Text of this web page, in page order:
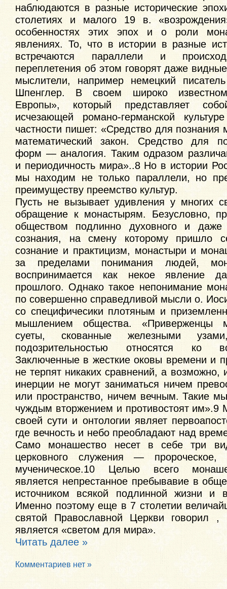
наблюдаются в разные исторические
столетиях и малого 19 в.
особенностях этих эпох и о роли
явлениях. То, что в истории в разные
встречаются параллели и
переплетения об этом говорят даже
мыслители, например немецкий
Шпенглер. В своем широко
Европы», который представляет
исчезающей романо-германской
частности пишет: «Средство для
математический закон. Средство для
форм — аналогия. Таким одразом
и периодичность мира»..8 Но в истории
мы находим не только параллели, но
преимуществу преемство культур.
Пусть не вызывает удивления у многих
обращение к монастырям. Безусловно,
обществом подлинно духовного и даже
сознания, на смену которому пришло
сознание и практицизм, монастыри и
за пределами понимания людей,
воспринимается как некое явление
прошлого. Однако такое непонимание
по совершенно справедливой мысли о.
со специфичесики плотяным и
мышлением общества. «Приверженцы
суеты, скованные железными
подозрительностью относятся ко
Заключенные в жесткие оковы времени и
не терпят никаких сравнений, а возможно,
инерции не могут заниматься ничем
или пространство, ничем вечным. Такие
чуждым вторжением и противостоят им».9
своей сути и онтологии являет
где вечность и небо преобладают над
Само монашество несет в себе три
церковного служения — пророческое,
мученическое.10 Целью всего
является непрестанное пребывавие в
источником всякой подлинной жизни и
Именно поэтому еще в 7 столетии
святой Православной Церкви говорил ,
является «светом для мира».
Читать далее »
Комментариев нет »